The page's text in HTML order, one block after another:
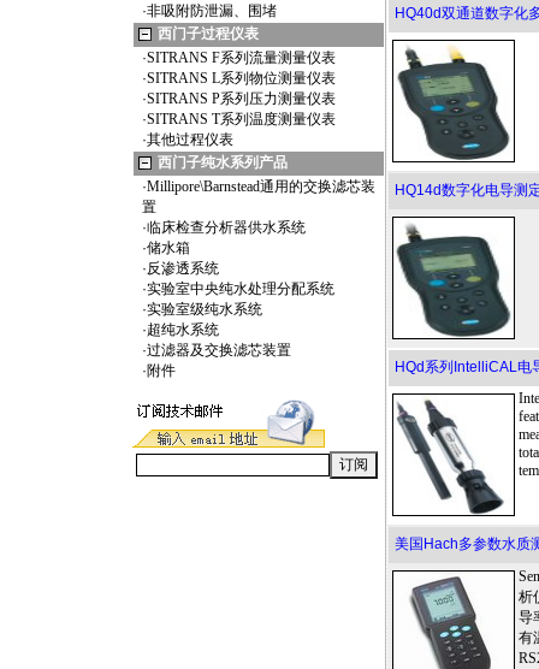
·非吸附防泄漏、围堵
西门子过程仪表
·SITRANS F系列流量测量仪表
·SITRANS L系列物位测量仪表
·SITRANS P系列压力测量仪表
·SITRANS T系列温度测量仪表
·其他过程仪表
西门子纯水系列产品
·Millipore\Barnstead通用的交换滤芯装
置
·临床检查分析器供水系统
·储水箱
·反渗透系统
·实验室中央纯水处理分配系统
·实验室级纯水系统
·超纯水系统
·过滤器及交换滤芯装置
·附件
HQ40d双通道数字化
HQ14d数字化电导测
HQd系列IntelliCAL电
美国Hach多参数水质
析
导
有